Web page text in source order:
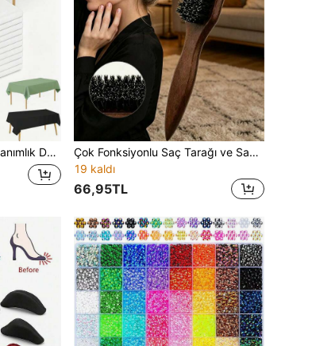
Dikdörtgen Masa Dekorasyonu ve Noel İçin Uygun
Çok Fonksiyonlu Saç Tarağı ve Sakal Fırçası Seti, Geriye Tarama Tarağı, Gradyan Kenar Tarağı, Saç Kesme Makinesi Temizleme Fırçası, Saç Derisi Masaj Aleti, Kalın ve İnce Saçlar İçin, Erkek ve Kadın, Profesyonel Salon Berber Aksesuarları (Kahverengi)
19 kaldı
66,95TL